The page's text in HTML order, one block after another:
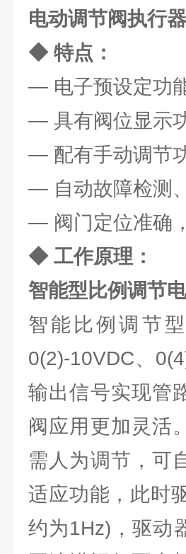
电动调节阀执行器
◆ 特点：
— 电子预设定功
— 具有阀位显示
— 配有手动调节
— 自动故障检测
— 阀门定位准确
◆ 工作原理：
智能型比例调节
智能比例调节
0(2)-10VDC、
输出信号实现管
阀应用更加灵活
需人为调节，可
适应功能，此时
约为1Hz)，驱动